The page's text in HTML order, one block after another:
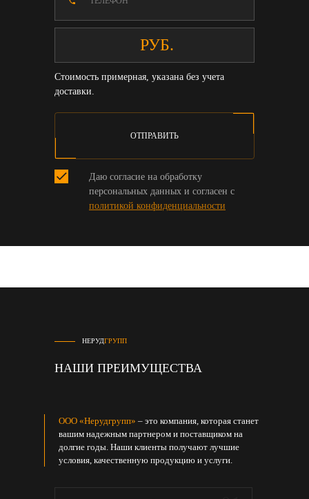
Стоимость примерная, указана без учета
доставки.
ОТПРАВИТЬ
Даю согласие на обработку
персональных данных и согласен с
политикой конфиденциальности
НЕРУДГРУПП
НАШИ ПРЕИМУЩЕСТВА
ООО «Нерудгрупп» – это компания, которая станет
вашим надежным партнером и поставщиком на
долгие годы. Наши клиенты получают лучшие
условия, качественную продукцию и услуги.